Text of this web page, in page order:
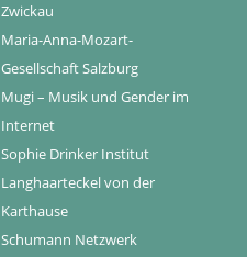
Zwickau
Maria-Anna-Mozart-
Gesellschaft Salzburg
Mugi – Musik und Gender im
Internet
Sophie Drinker Institut
Langhaarteckel von der
Karthause
Schumann Netzwerk